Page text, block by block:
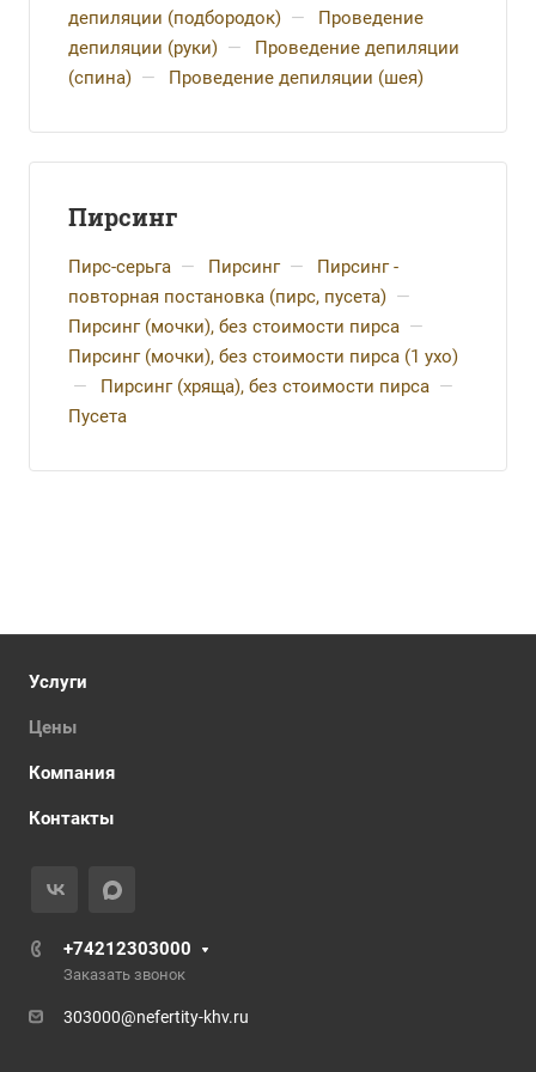
депиляции (подбородок) —
Проведение
депиляции (руки) —
Проведение депиляции
(спина) — Проведение депиляции (шея)
Пирсинг
Пирс-серьга — Пирсинг —
Пирсинг -
повторная постановка (пирс, пусета) —
Пирсинг (мочки), без стоимости пирса —
Пирсинг (мочки), без стоимости пирса (1 ухо)
—
Пирсинг (хряща), без стоимости пирса —
Пусета
Услуги
Цены
Компания
Контакты
+74212303000
Заказать звонок
303000@nefertity-khv.ru